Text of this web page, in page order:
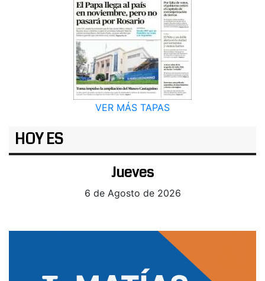
VER MÁS TAPAS
HOY ES
Jueves
6 de Agosto de 2026